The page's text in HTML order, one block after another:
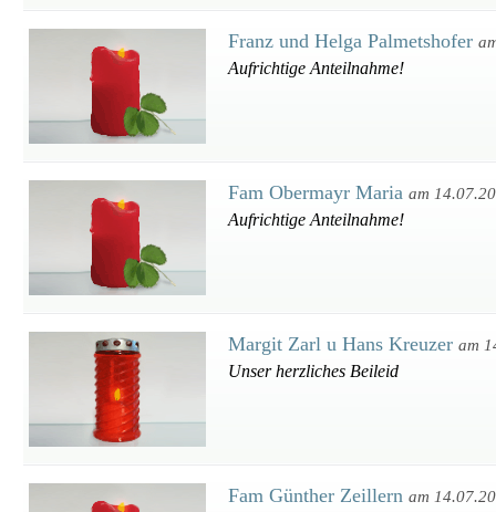
Franz und Helga Palmetshofer
Aufrichtige Anteilnahme!
Fam Obermayr Maria am
Aufrichtige Anteilnahme!
Margit Zarl u Hans Kreuzer am
Unser herzliches Beileid
Fam Günther Zeillern am